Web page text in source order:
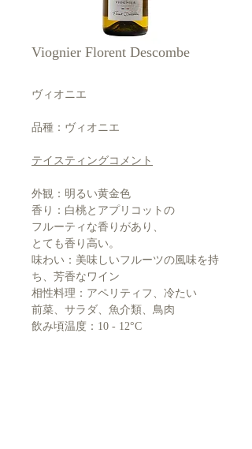
Viognier Florent Descombe
ヴィオニエ
品種：ヴィオニエ
テイスティングコメント
外観：明るい黄金色
香り：白桃とアプリコットの
フルーティな香りがあり、
とても香り高い。
味わい：美味しいフルーツの風味を持
ち、芳香なワイン
相性料理：アペリティフ、冷たい
前菜、サラダ、魚介類、鳥肉
飲み頃温度：10 - 12°C